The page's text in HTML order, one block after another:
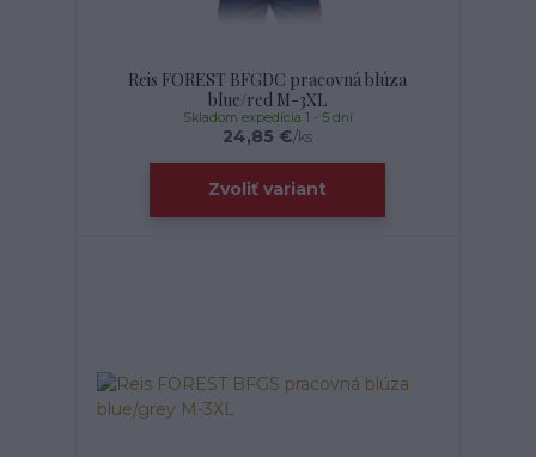
Reis FOREST BFGDC pracovná blúza
blue/red M-3XL
24,85 €/ks
Skladom expedícia 1 - 5 dní
Zvoliť variant